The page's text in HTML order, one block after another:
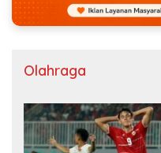
Olahraga